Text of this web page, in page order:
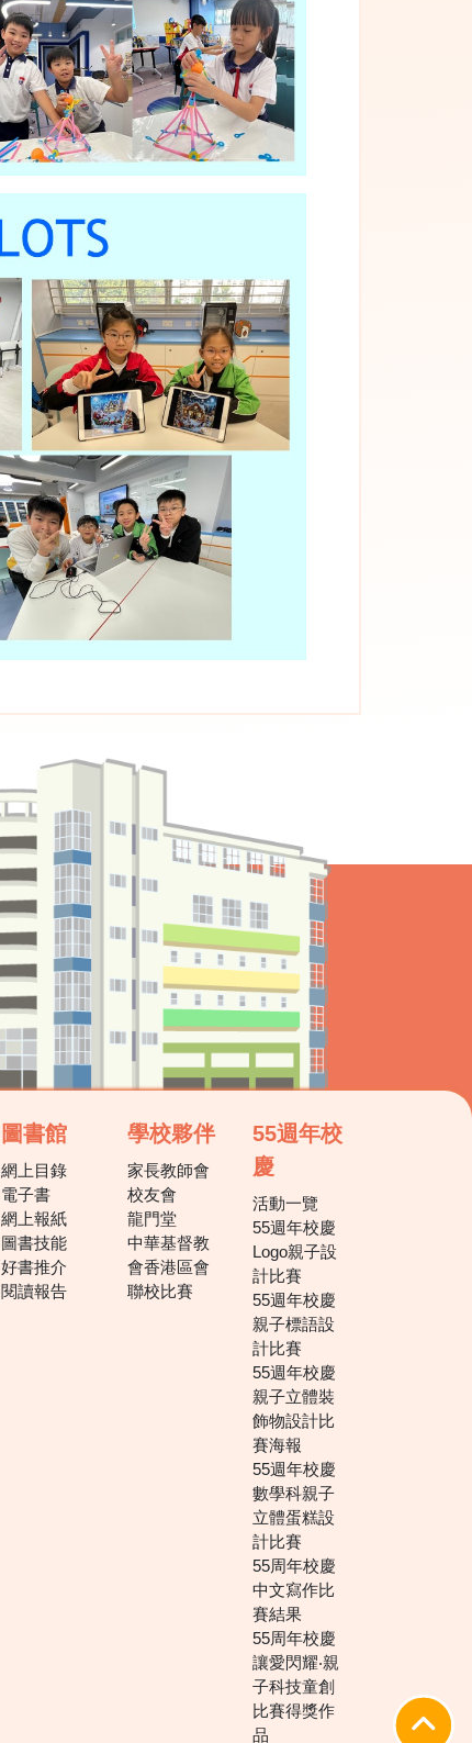
圖書館
網上目錄
電子書
網上報紙
圖書技能
好書推介
閱讀報告
學校夥伴
家長教師會
校友會
龍門堂
中華基督教
會香港區會
聯校比賽
55週年校
慶
活動一覽
55週年校慶
Logo親子設
計比賽
55週年校慶
親子標語設
計比賽
55週年校慶
親子立體裝
飾物設計比
賽海報
55週年校慶
數學科親子
立體蛋糕設
計比賽
55周年校慶
中文寫作比
賽結果
55周年校慶
讓愛閃耀‧親
子科技童創
比賽得獎作
品